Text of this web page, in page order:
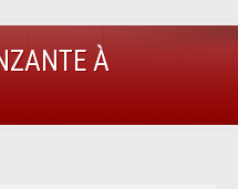
À